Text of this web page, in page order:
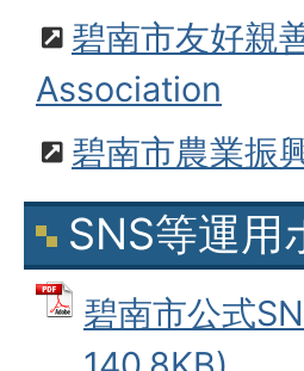
碧南市友好親
Association
碧南市農業振
SNS等運用
碧南市公式